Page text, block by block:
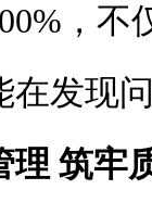
，不
在发现
理 筑牢